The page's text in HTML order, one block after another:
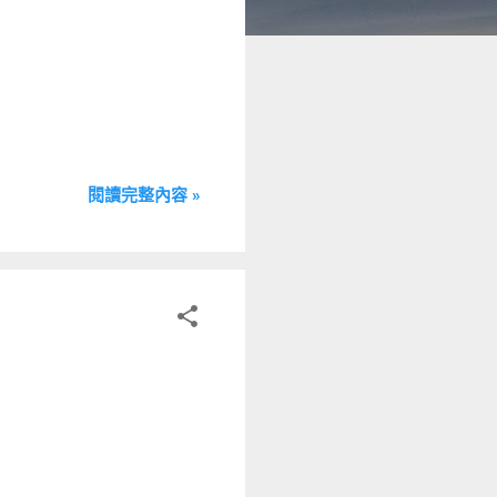
閱讀完整內容 »